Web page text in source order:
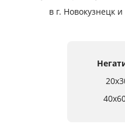
в г. Новокузнецк